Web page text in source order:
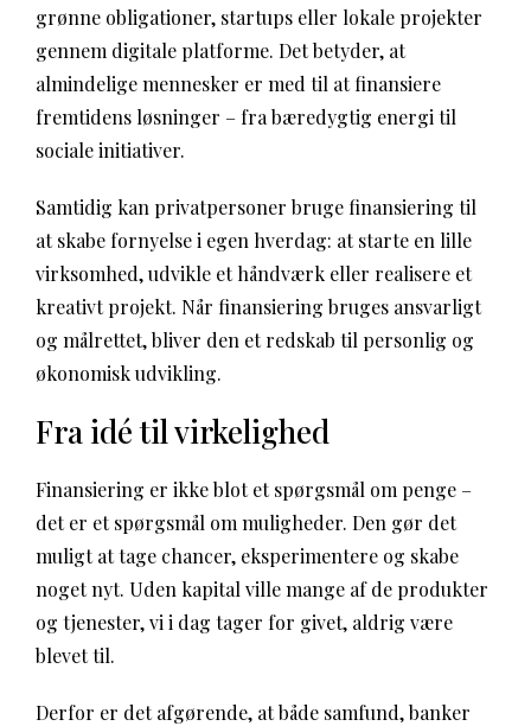
grønne obligationer, startups eller lokale projekter
gennem digitale platforme. Det betyder, at
almindelige mennesker er med til at finansiere
fremtidens løsninger – fra bæredygtig energi til
sociale initiativer.
Samtidig kan privatpersoner bruge finansiering til
at skabe fornyelse i egen hverdag: at starte en lille
virksomhed, udvikle et håndværk eller realisere et
kreativt projekt. Når finansiering bruges ansvarligt
og målrettet, bliver den et redskab til personlig og
økonomisk udvikling.
Fra idé til virkelighed
Finansiering er ikke blot et spørgsmål om penge –
det er et spørgsmål om muligheder. Den gør det
muligt at tage chancer, eksperimentere og skabe
noget nyt. Uden kapital ville mange af de produkter
og tjenester, vi i dag tager for givet, aldrig være
blevet til.
Derfor er det afgørende, at både samfund, banker